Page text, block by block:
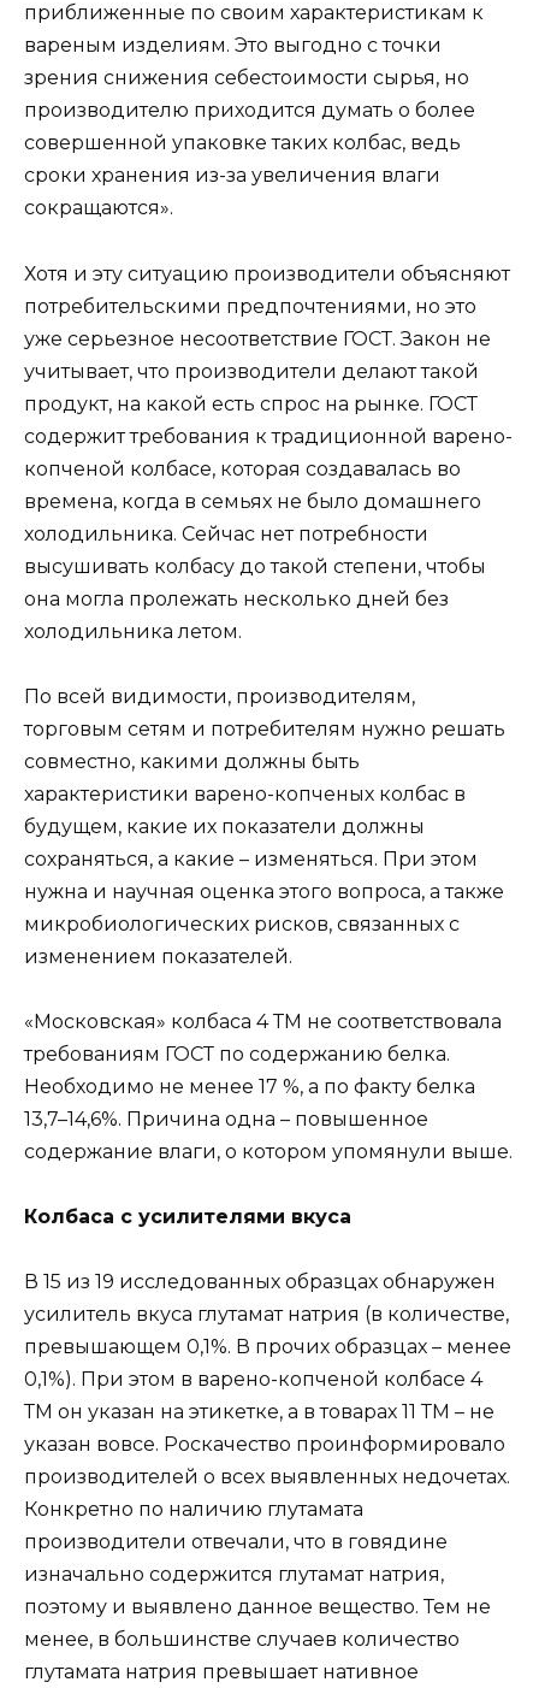
приближенные по своим характеристикам к
вареным изделиям. Это выгодно с точки
зрения снижения себестоимости сырья, но
производителю приходится думать о более
совершенной упаковке таких колбас, ведь
сроки хранения из-за увеличения влаги
сокращаются».
Хотя и эту ситуацию производители объясняют
потребительскими предпочтениями, но это
уже серьезное несоответствие ГОСТ. Закон не
учитывает, что производители делают такой
продукт, на какой есть спрос на рынке. ГОСТ
содержит требования к традиционной варено-
копченой колбасе, которая создавалась во
времена, когда в семьях не было домашнего
холодильника. Сейчас нет потребности
высушивать колбасу до такой степени, чтобы
она могла пролежать несколько дней без
холодильника летом.
По всей видимости, производителям,
торговым сетям и потребителям нужно решать
совместно, какими должны быть
характеристики варено-копченых колбас в
будущем, какие их показатели должны
сохраняться, а какие – изменяться. При этом
нужна и научная оценка этого вопроса, а также
микробиологических рисков, связанных с
изменением показателей.
«Московская» колбаса 4 ТМ не соответствовала
требованиям ГОСТ по содержанию белка.
Необходимо не менее 17 %, а по факту белка
13,7–14,6%. Причина одна – повышенное
содержание влаги, о котором упомянули выше.
Колбаса с усилителями вкуса
В 15 из 19 исследованных образцах обнаружен
усилитель вкуса глутамат натрия (в количестве,
превышающем 0,1%. В прочих образцах – менее
0,1%). При этом в варено-копченой колбасе 4
ТМ он указан на этикетке, а в товарах 11 ТМ – не
указан вовсе. Роскачество проинформировало
производителей о всех выявленных недочетах.
Конкретно по наличию глутамата
производители отвечали, что в говядине
изначально содержится глутамат натрия,
поэтому и выявлено данное вещество. Тем не
менее, в большинстве случаев количество
глутамата натрия превышает нативное